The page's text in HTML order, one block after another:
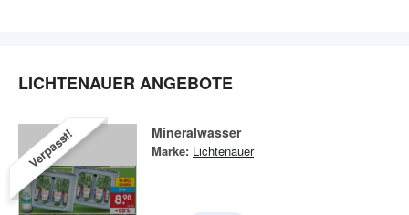
LICHTENAUER ANGEBOTE
Verpasst! Mineralwasser
Marke: Lichtenauer